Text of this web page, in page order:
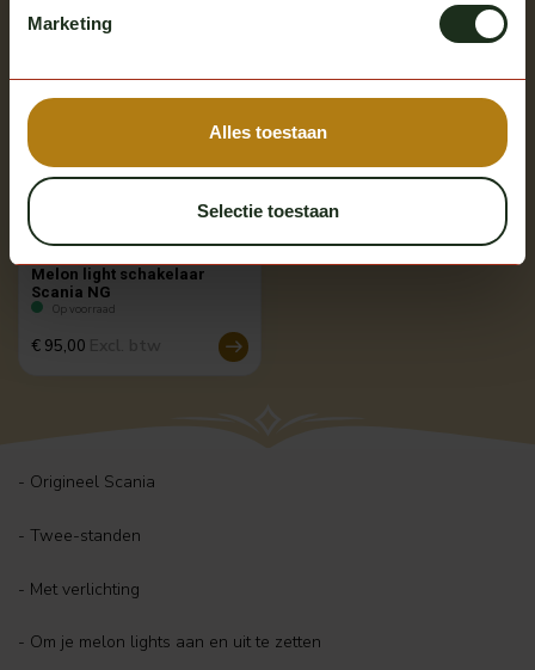
Marketing
Alles toestaan
Selectie toestaan
Scania
Melon light schakelaar
Scania NG
Op voorraad
€ 95,00
- Origineel Scania
- Twee-standen
- Met verlichting
- Om je melon lights aan en uit te zetten